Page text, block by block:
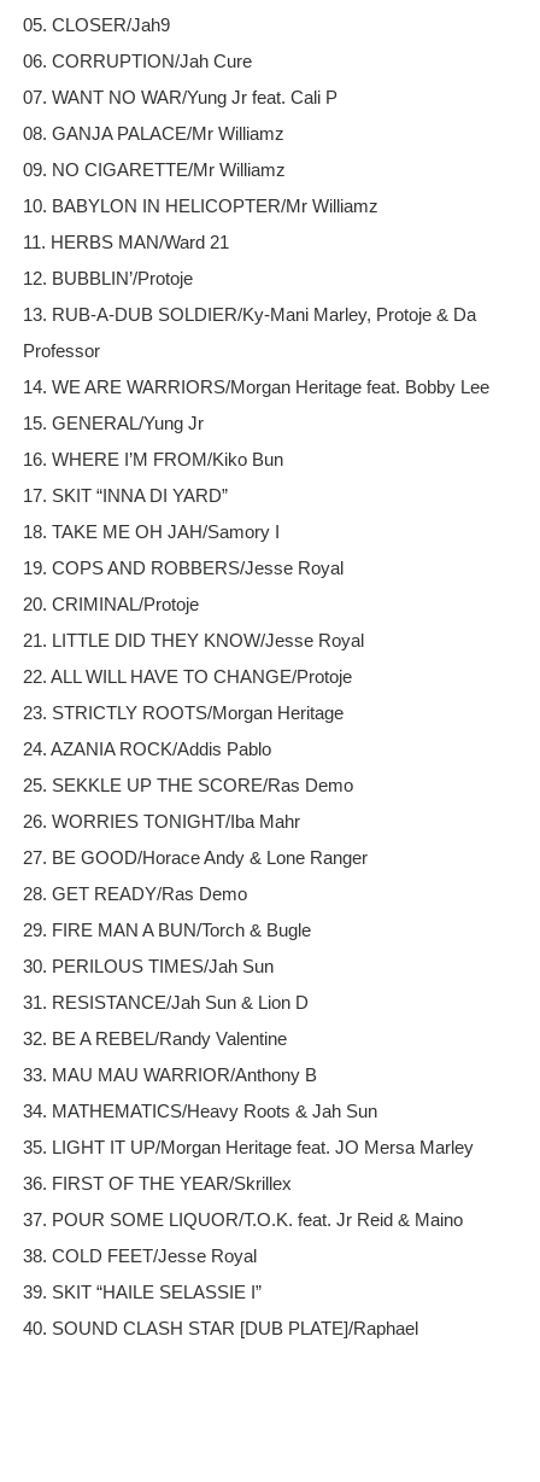
05. CLOSER/Jah9
06. CORRUPTION/Jah Cure
07. WANT NO WAR/Yung Jr feat. Cali P
08. GANJA PALACE/Mr Williamz
09. NO CIGARETTE/Mr Williamz
10. BABYLON IN HELICOPTER/Mr Williamz
11. HERBS MAN/Ward 21
12. BUBBLIN’/Protoje
13. RUB-A-DUB SOLDIER/Ky-Mani Marley, Protoje & Da
Professor
14. WE ARE WARRIORS/Morgan Heritage feat. Bobby Lee
15. GENERAL/Yung Jr
16. WHERE I’M FROM/Kiko Bun
17. SKIT “INNA DI YARD”
18. TAKE ME OH JAH/Samory I
19. COPS AND ROBBERS/Jesse Royal
20. CRIMINAL/Protoje
21. LITTLE DID THEY KNOW/Jesse Royal
22. ALL WILL HAVE TO CHANGE/Protoje
23. STRICTLY ROOTS/Morgan Heritage
24. AZANIA ROCK/Addis Pablo
25. SEKKLE UP THE SCORE/Ras Demo
26. WORRIES TONIGHT/Iba Mahr
27. BE GOOD/Horace Andy & Lone Ranger
28. GET READY/Ras Demo
29. FIRE MAN A BUN/Torch & Bugle
30. PERILOUS TIMES/Jah Sun
31. RESISTANCE/Jah Sun & Lion D
32. BE A REBEL/Randy Valentine
33. MAU MAU WARRIOR/Anthony B
34. MATHEMATICS/Heavy Roots & Jah Sun
35. LIGHT IT UP/Morgan Heritage feat. JO Mersa Marley
36. FIRST OF THE YEAR/Skrillex
37. POUR SOME LIQUOR/T.O.K. feat. Jr Reid & Maino
38. COLD FEET/Jesse Royal
39. SKIT “HAILE SELASSIE I”
40. SOUND CLASH STAR [DUB PLATE]/Raphael